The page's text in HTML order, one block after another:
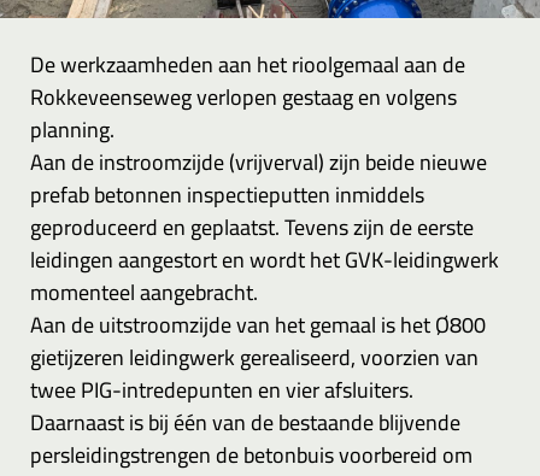
De werkzaamheden aan het rioolgemaal aan de
Rokkeveenseweg verlopen gestaag en volgens
planning.
Aan de instroomzijde (vrijverval) zijn beide nieuwe
prefab betonnen inspectieputten inmiddels
geproduceerd en geplaatst. Tevens zijn de eerste
leidingen aangestort en wordt het GVK-leidingwerk
momenteel aangebracht.
Aan de uitstroomzijde van het gemaal is het Ø800
gietijzeren leidingwerk gerealiseerd, voorzien van
twee PIG-intredepunten en vier afsluiters.
Daarnaast is bij één van de bestaande blijvende
persleidingstrengen de betonbuis voorbereid om